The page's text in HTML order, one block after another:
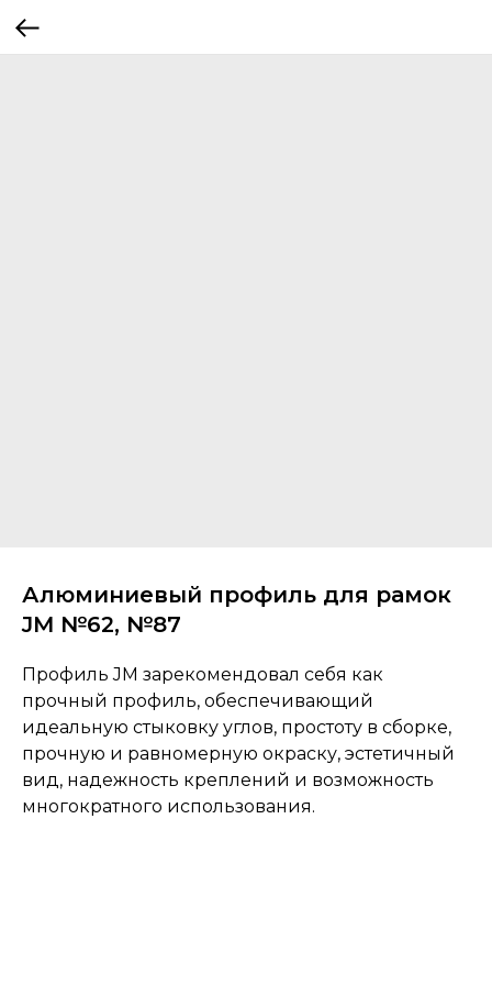
Алюминиевый профиль для рамок
JM №62, №87
Профиль JM зарекомендовал себя как
прочный профиль, обеспечивающий
идеальную стыковку углов, простоту в сборке,
прочную и равномерную окраску, эстетичный
вид, надежность креплений и возможность
многократного использования.